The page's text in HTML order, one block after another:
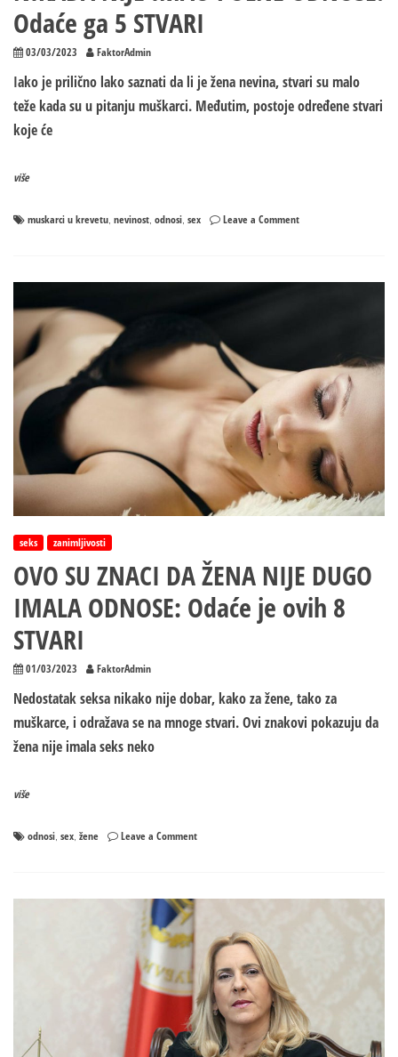
Odaće ga 5 STVARI
03/03/2023 FaktorAdmin
Iako je prilično lako saznati da li je žena nevina, stvari su malo
teže kada su u pitanju muškarci. Međutim, postoje određene stvari
koje će
više
muskarci u krevetu, nevinost, odnosi, sex Leave a Commenton
POLNE
ODNOSE:
Odaće
ga
STVARI
seks zanimljivosti
OVO SU ZNACI DA ŽENA NIJE DUGO
IMALA ODNOSE: Odaće je ovih 8
STVARI
01/03/2023 FaktorAdmin
Nedostatak seksa nikako nije dobar, kako za žene, tako za
muškarce, i odražava se na mnoge stvari. Ovi znakovi pokazuju da
žena nije imala seks neko
više
odnosi sex žene Leave a Commenton
NIJE
DUGO
IMALA
ODNOSE:
Odaće
je
ovih